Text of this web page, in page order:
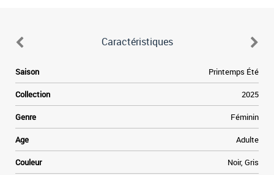
Caractéristiques
Saison Printemps Été
Collection 2025
Genre Féminin
Age Adulte
Couleur Noir, Gris